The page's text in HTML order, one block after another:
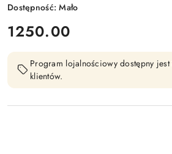
Dostępność:Mało
cena:
1250.00
Program lojalnościowy dostępny
klientów.